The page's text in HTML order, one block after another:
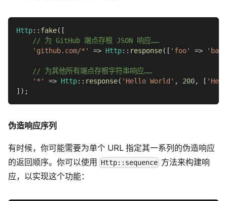
Http:: fake( [
// 为 GitHub 端点存根 JSON 响应……
'github.com/*'
=> Http:: response( [ 'foo' => 'bar'
// 为其他所有端点存根字符串响应……
'*'
=> Http:: response( 'Hello World' , 200, [
] ) ;
伪造响应序列
有时候，你可能需要为单个 URL 指定其一系列的伪造响应
的返回顺序。你可以使用 Http::sequence 方法来构建响
应，以实现这个功能：